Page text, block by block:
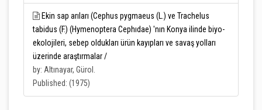
Ekin sap arıları (Cephus pygmaeus (L.) ve Trachelus
tabidus (F.) (Hymenoptera Cephıdae) 'nın Konya ilinde biyo-
ekolojileri, sebep oldukları ürün kayıpları ve savaş yolları
üzerinde araştırmalar /
by: Altınayar, Gürol.
Published: (1975)